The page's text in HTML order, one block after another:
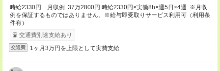
時給2330円 月収例 37万2800円 時給2330円×実働8h×週5日×4週 ※月収
例を保証するものではありません。※給与即受取りサービス利用可（利用条
件有）
交通費別途支給あり
交通費 1ヶ月3万円を上限として実費支給